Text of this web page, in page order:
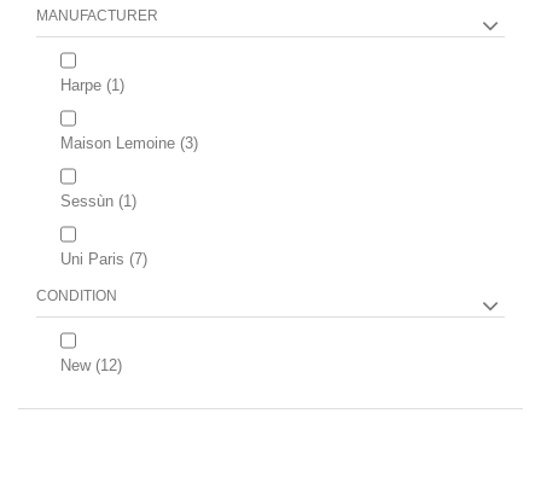
MANUFACTURER
Harpe (1)
Maison Lemoine (3)
Sessùn (1)
Uni Paris (7)
CONDITION
New(12)